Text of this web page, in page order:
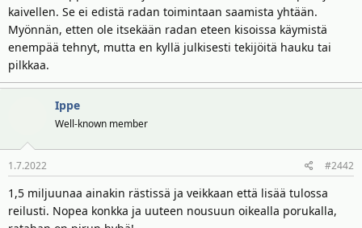
i
t
t
a
a
r
ä
kaivellen. Se ei edistä radan toimintaan saamista yhtään.
Myönnän, etten ole itsekään radan eteen kisoissa käymistä
enempää tehnyt, mutta en kyllä julkisesti tekijöitä hauku tai
pilkkaa.
Ippe
Well-known member
1.7.2022 #2442
1,5 miljuunaa ainakin rästissä ja veikkaan että lisää tulossa
reilusti. Nopea konkka ja uuteen nousuun oikealla porukalla,